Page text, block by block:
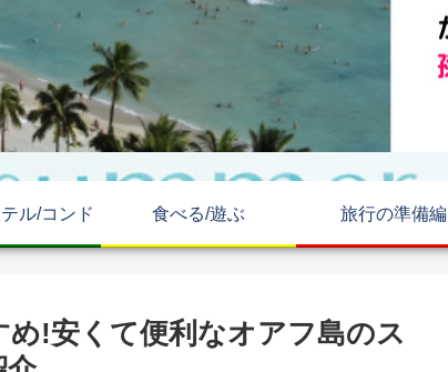
ル/コンド 食べる/遊ぶ 旅行の準備編
!安くて便利なオアフ島のス